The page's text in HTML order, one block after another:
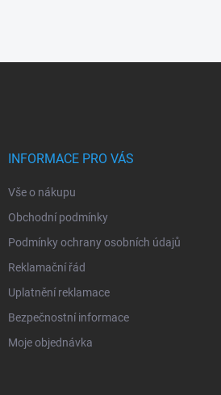
INFORMACE PRO VÁS
Vše o nákupu
Obchodní podmínky
Podmínky ochrany osobních údajů
Reklamační řád
Uplatnění reklamace
Bezpečnostní informace
Moje objednávka